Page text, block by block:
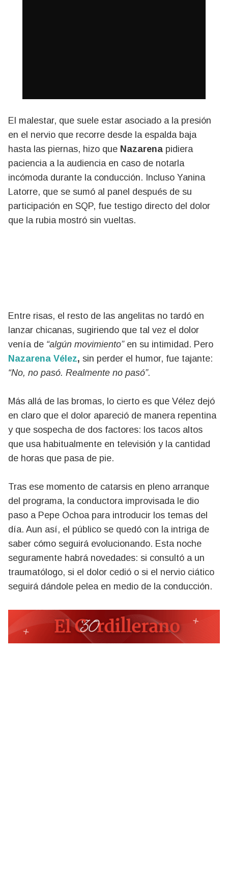
El malestar, que suele estar asociado a la presión
en el nervio que recorre desde la espalda baja
hasta las piernas, hizo que Nazarena pidiera
paciencia a la audiencia en caso de notarla
incómoda durante la conducción. Incluso Yanina
Latorre, que se sumó al panel después de su
participación en SQP, fue testigo directo del dolor
que la rubia mostró sin vueltas.
Entre risas, el resto de las angelitas no tardó en
lanzar chicanas, sugiriendo que tal vez el dolor
venía de “algún movimiento” en su intimidad. Pero
Nazarena Vélez, sin perder el humor, fue tajante:
“No, no pasó. Realmente no pasó”.
Más allá de las bromas, lo cierto es que Vélez dejó
en claro que el dolor apareció de manera repentina
y que sospecha de dos factores: los tacos altos
que usa habitualmente en televisión y la cantidad
de horas que pasa de pie.
Tras ese momento de catarsis en pleno arranque
del programa, la conductora improvisada le dio
paso a Pepe Ochoa para introducir los temas del
día. Aun así, el público se quedó con la intriga de
saber cómo seguirá evolucionando. Esta noche
seguramente habrá novedades: si consultó a un
traumatólogo, si el dolor cedió o si el nervio ciático
seguirá dándole pelea en medio de la conducción.